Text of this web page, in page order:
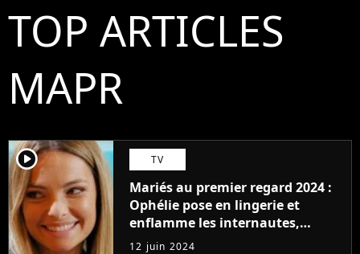
TOP ARTICLES
MAPR
player2 TV
Mariés au premier regard 2024 :
Ophélie pose en lingerie et
enflamme les internautes,
"Quelle pure beauté parfaite !"
12 juin 2024